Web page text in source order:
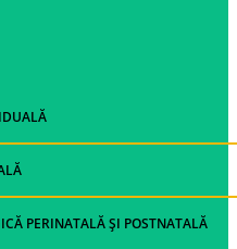
PERINATALĂ ȘI POSTNATALĂ